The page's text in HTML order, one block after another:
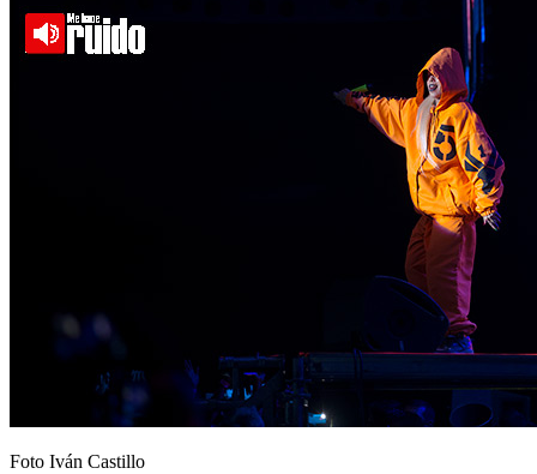
Foto Iván Castillo